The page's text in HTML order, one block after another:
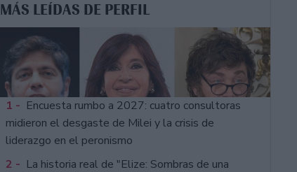
MÁS LEÍDAS DE PERFIL
1 - Encuesta rumbo a 2027: cuatro consultoras
midieron el desgaste de Milei y la crisis de
liderazgo en el peronismo
2 - La historia real de "Elize: Sombras de una